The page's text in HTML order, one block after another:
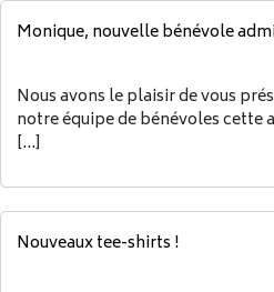
Monique, nouvelle bénévole
Nous avons le plaisir de vous
notre équipe de bénévoles cette
[…]
Nouveaux tee-shirts !